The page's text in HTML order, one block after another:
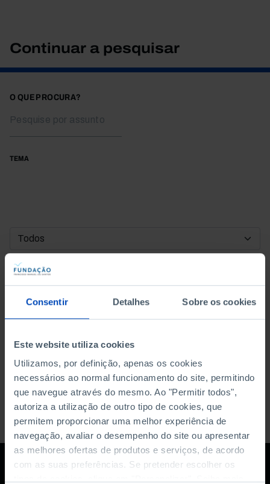
Consentir Detalhes Sobre os cookies
Este website utiliza cookies
Utilizamos, por definição, apenas os cookies
necessários ao normal funcionamento do site, permitindo
que navegue através do mesmo. Ao "Permitir todos",
autoriza a utilização de outro tipo de cookies, que
permitem proporcionar uma melhor experiência de
navegação, avaliar o desempenho do site ou apresentar
as melhores ofertas de produtos e serviços, de acordo
com as suas preferências. Se pretender escolher os
Continuar a pesquisar
O QUE PROCURA?
TEMA
DATA DE INÍCIO
DATA DE FIM